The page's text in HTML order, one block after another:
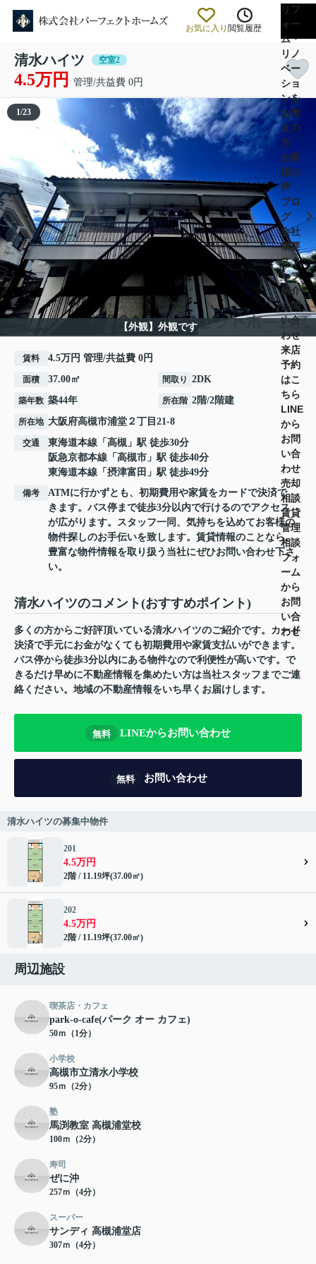
お気に入り 閲覧履歴
リフ
ォー
ム・
リノ
ベー
ショ
ンを
お考
えの
方
お客
様の
声
ブロ
グ
会社
概要
スタ
ッフ
紹介
お問
い合
わせ
来店
予約
はこ
ちら
LINE
から
お問
い合
わせ
売却
相談
賃貸
管理
相談
フォ
ーム
から
お問
い合
わせ
清水ハイツ 空室2
4.5万円 管理/共益費 0円
【外観】外観です
1/23
賃料 4.5万円 管理/共益費 0円
面積 37.00㎡ 間取り 2DK
築年数 築44年 所在階 2階/2階建
所在地 大阪府高槻市浦堂 ２丁目21-8
交通 東海道本線 「 高槻 」駅 徒歩30分
阪急京都本線 「 高槻市 」駅 徒歩40分
東海道本線 「 摂津富田 」駅 徒歩49分
備考
ATMに行かずとも、初期費用や家賃をカードで決済で
きます。バス停まで徒歩3分以内で行けるのでアクセス
が広がります。スタッフ一同、気持ちを込めてお客様の
物件探しのお手伝いを致します。賃貸情報のことなら、
豊富な物件情報を取り扱う当社にぜひお問い合わせ下さ
い。
清水ハイツのコメント(おすすめポイント)
多くの方からご好評頂いている清水ハイツのご紹介です。カード
決済で手元にお金がなくても初期費用や家賃支払いができます。
バス停から徒歩3分以内にある物件なので利便性が高いです。で
きるだけ早めに不動産情報を集めたい方は当社スタッフまでご連
絡ください。地域の不動産情報をいち早くお届けします。
無料 LINEからお問い合わせ
無料 お問い合わせ
清水ハイツの募集中物件
201
4.5万円
2階 / 11.19坪(37.00㎡)
202
4.5万円
2階 / 11.19坪(37.00㎡)
周辺施設
喫茶店・カフェ
park-o-cafe(パーク オー カフェ)
50ｍ（1分）
小学校
高槻市立清水小学校
95ｍ（2分）
塾
馬渕教室 高槻浦堂校
100ｍ（2分）
寿司
ぜに沖
257ｍ（4分）
スーパー
サンディ 高槻浦堂店
307ｍ（4分）